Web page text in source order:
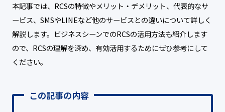
本記事では、RCSの特徴やメリット・デメリット、代表的なサ
ービス、SMSやLINEなど他のサービスとの違いについて詳しく
解説します。ビジネスシーンでのRCSの活用方法も紹介します
ので、RCSの理解を深め、有効活用するためにぜひ参考にして
ください。
この記事の内容